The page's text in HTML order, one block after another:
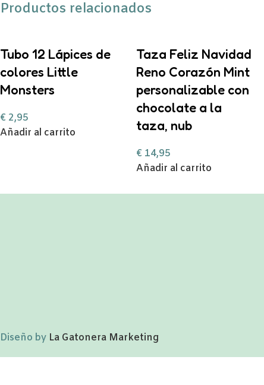
Productos relacionados
Tubo 12 Lápices de
colores Little
Monsters
€ 2,95
Añadir al carrito
Taza Feliz Navidad
Reno Corazón Mint
personalizable con
chocolate a la
taza, nub
€ 14,95
Añadir al carrito
Diseño by La Gatonera Marketing